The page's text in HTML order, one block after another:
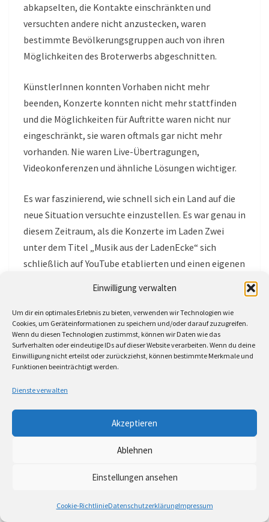
Einwilligung verwalten
Um dir ein optimales Erlebnis zu bieten, verwenden wir Technologien wie
Cookies, um Geräteinformationen zu speichern und/oder darauf zuzugreifen.
Wenn du diesen Technologien zustimmst, können wir Daten wie das
Surfverhalten oder eindeutige IDs auf dieser Website verarbeiten. Wenn du deine
Einwilligung nicht erteilst oder zurückziehst, können bestimmte Merkmale und
Funktionen beeinträchtigt werden.
Dienste verwalten
Akzeptieren
Ablehnen
Einstellungen ansehen
Cookie-RichtlinieDatenschutzerklärungImpressum
abkapselten, die Kontakte einschränkten und
versuchten andere nicht anzustecken, waren
bestimmte Bevölkerungsgruppen auch von ihren
Möglichkeiten des Broterwerbs abgeschnitten.
KünstlerInnen konnten Vorhaben nicht mehr
beenden, Konzerte konnten nicht mehr stattfinden
und die Möglichkeiten für Auftritte waren nicht nur
eingeschränkt, sie waren oftmals gar nicht mehr
vorhanden. Nie waren Live-Übertragungen,
Videokonferenzen und ähnliche Lösungen wichtiger.
Es war faszinierend, wie schnell sich ein Land auf die
neue Situation versuchte einzustellen. Es war genau in
diesem Zeitraum, als die Konzerte im Laden Zwei
unter dem Titel „Musik aus der LadenEcke“ sich
schließlich auf YouTube etablierten und einen eigenen
Noch heute finden sich dort 37 Konzerte unter der
Moderation von Sandie Wollasch und Rolf Ableiter.
Das Ambiente war so einfach wie genial. Man nutzte
für diese Events, die komplett ohne Publikum, aber
stattfanden, den Laden Zwei in der Goethestraße und
stellte das Ergebnis auf YouTube den Interessierten
Der Rahmen war immer gleich: Ein Sofa, zwei
Konzerte führten, weisen jeweils für sich eine lange